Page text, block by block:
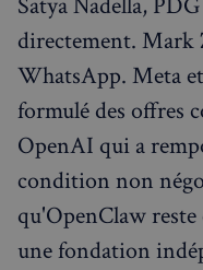
directement. Mark
WhatsApp. Meta
formulé des offres
OpenAI qui a
condition non
qu'OpenClaw
une fondation